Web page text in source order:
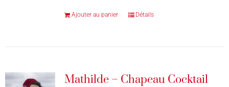
Ajouter au panier Détails
Mathilde – Chapeau Cocktail